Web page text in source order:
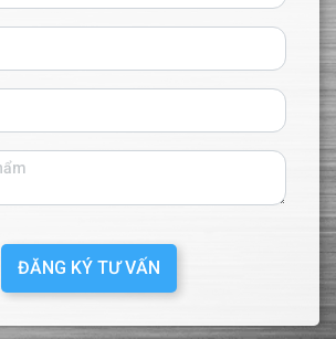
ĐĂNG KÝ TƯ VẤN